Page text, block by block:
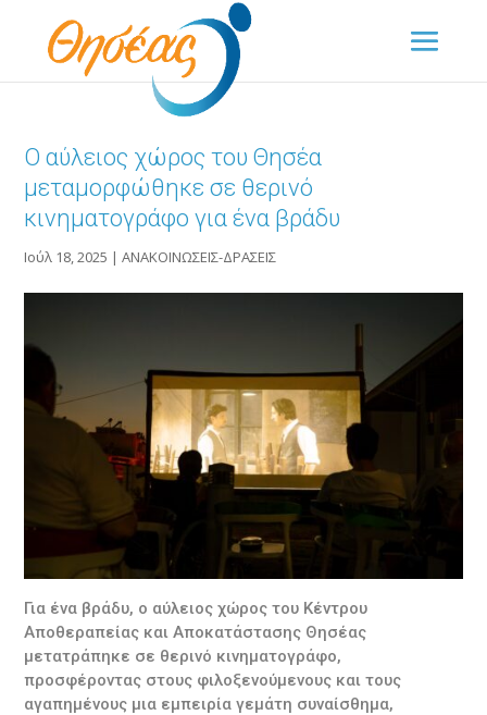
Ο αύλειος χώρος του Θησέα
μεταμορφώθηκε σε θερινό
κινηματογράφο για ένα βράδυ
Ιούλ 18, 2025 |ΑΝΑΚΟΙΝΩΣΕΙΣ-ΔΡΑΣΕΙΣ
Για ένα βράδυ, ο αύλειος χώρος του Κέντρου
Αποθεραπείας και Αποκατάστασης Θησέας
μετατράπηκε σε θερινό κινηματογράφο,
προσφέροντας στους φιλοξενούμενους και τους
αγαπημένους μια εμπειρία γεμάτη συναίσθημα,